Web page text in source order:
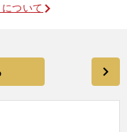
ついて